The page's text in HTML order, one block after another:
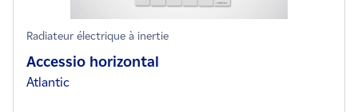
Radiateur électrique à inertie
Accessio horizontal
Atlantic